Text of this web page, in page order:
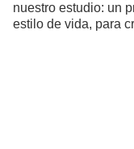
nuestro estudio: un
estilo de vida, para